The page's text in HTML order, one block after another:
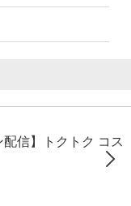
信】トクトク コス